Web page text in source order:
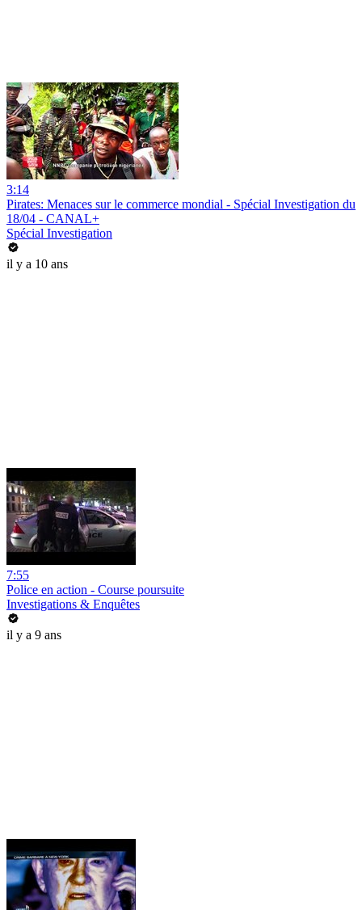
3:14
Pirates: Menaces sur le commerce mondial - Spécial Investigation du
18/04 - CANAL+
Spécial Investigation
il y a 10 ans
7:55
Police en action - Course poursuite
Investigations & Enquêtes
il y a 9 ans